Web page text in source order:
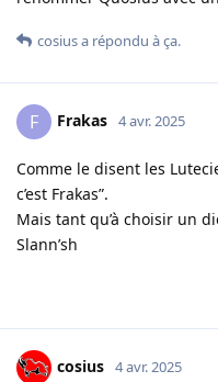
cosiusa répondu à ça.
F Frakas 4 avr. 2025
Comme le disent les
c’est Frakas”.
Mais tant qu’à choisir un
Slann’sh
cosius 4 avr. 2025